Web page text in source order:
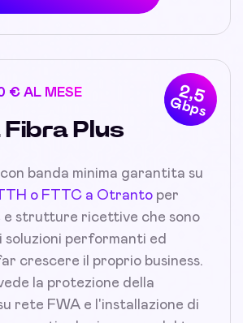
2,5
Gbps
€ AL MESE
Plus
banda minima garantita su
o FTTC a Otranto per
e strutture ricettive che sono
soluzioni performanti ed
crescere il proprio business.
la protezione della
rete FWA e l'installazione di